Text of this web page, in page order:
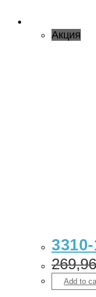
Акция
Add to